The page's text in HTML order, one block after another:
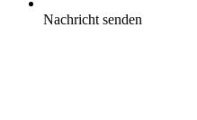
Nachricht senden